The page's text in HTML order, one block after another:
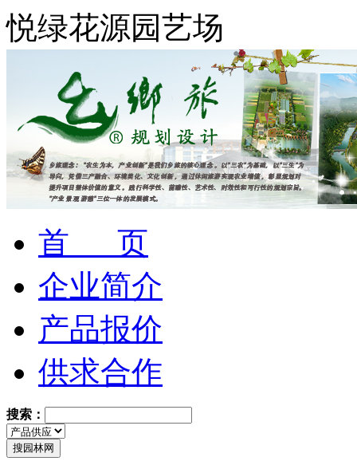
悦绿花源园艺场
首 页
企业简介
产品报价
供求合作
搜索：